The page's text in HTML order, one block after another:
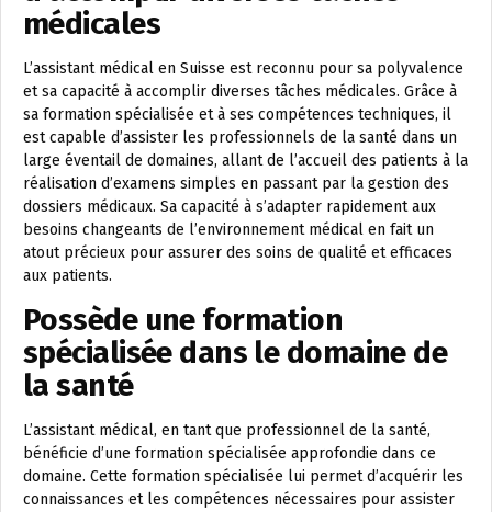
médicales
L’assistant médical en Suisse est reconnu pour sa polyvalence
et sa capacité à accomplir diverses tâches médicales. Grâce à
sa formation spécialisée et à ses compétences techniques, il
est capable d’assister les professionnels de la santé dans un
large éventail de domaines, allant de l’accueil des patients à la
réalisation d’examens simples en passant par la gestion des
dossiers médicaux. Sa capacité à s’adapter rapidement aux
besoins changeants de l’environnement médical en fait un
atout précieux pour assurer des soins de qualité et efficaces
aux patients.
Possède une formation
spécialisée dans le domaine de
la santé
L’assistant médical, en tant que professionnel de la santé,
bénéficie d’une formation spécialisée approfondie dans ce
domaine. Cette formation spécialisée lui permet d’acquérir les
connaissances et les compétences nécessaires pour assister